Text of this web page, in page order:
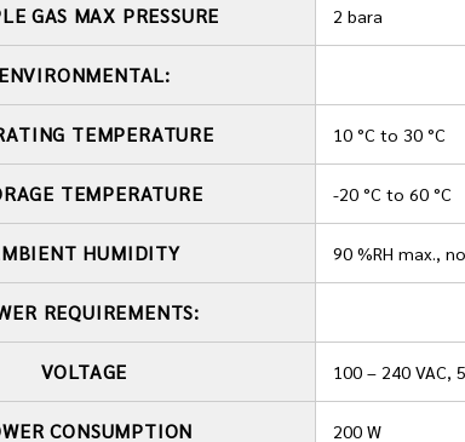
GAS MAX PRESSURE 2 bara
ENVIRONMENTAL:
TEMPERATURE 10 °C to 30 °C
TEMPERATURE -20 °C to 60 °C
HUMIDITY 90 %RH max.,
REQUIREMENTS:
VOLTAGE 100 – 240 VAC,
CONSUMPTION 200 W